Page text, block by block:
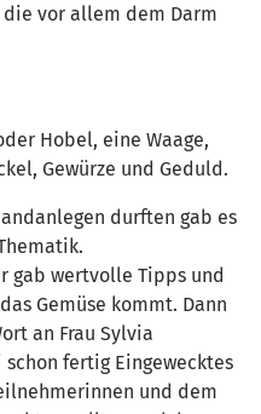
vor allem dem Darm
Hobel, eine Waage,
Gewürze und Geduld.
durften gab es
gab wertvolle Tipps und
Gemüse kommt. Dann
an Frau Sylvia
fertig Eingewecktes
und dem